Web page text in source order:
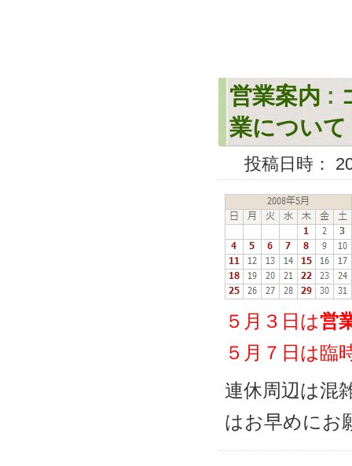
営業案内 :
業について
投稿日時：
５月３日は営
５月７日は臨
連休周辺は混
はお早めにお